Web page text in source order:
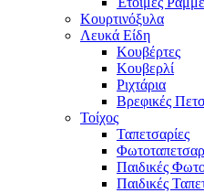
Κουρτινόξυλα
Λευκά Είδη
Κουβέρτες
Κουβερλί
Ριχτάρια
Βρεφικές
Τοίχος
Ταπετσαρίες
Παιδικές
Παιδικές